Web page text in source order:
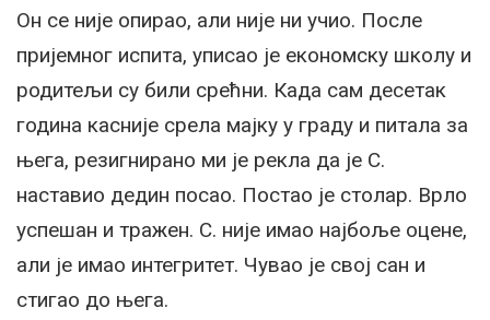
Он се није опирао, али није ни учио. После
пријемног испита, уписао је економску школу и
родитељи су били срећни. Када сам десетак
година касније срела мајку у граду и питала за
њега, резигнирано ми је рекла да је С.
наставио дедин посао. Постао је столар. Врло
успешан и тражен. С. није имао најбоље оцене,
али је имао интегритет. Чувао је свој сан и
стигао до њега.